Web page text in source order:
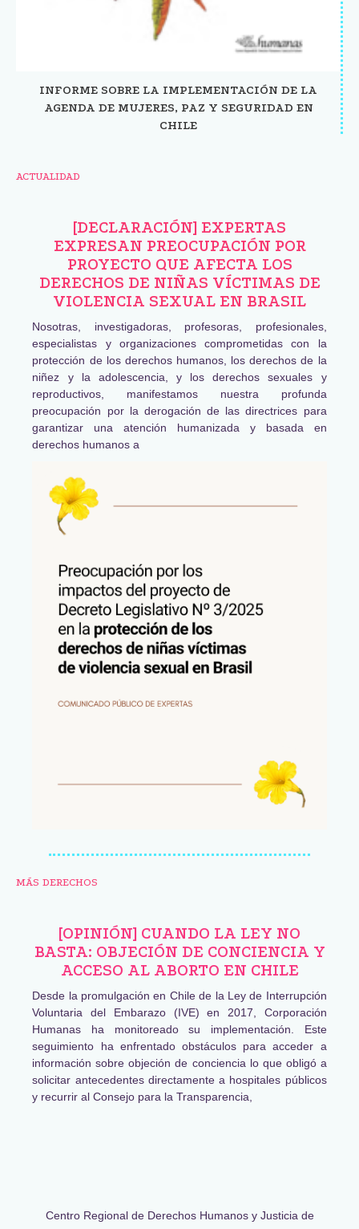
INFORME SOBRE LA IMPLEMENTACIÓN DE LA
AGENDA DE MUJERES, PAZ Y SEGURIDAD EN
CHILE
ACTUALIDAD
[DECLARACIÓN] EXPERTAS
EXPRESAN PREOCUPACIÓN POR
PROYECTO QUE AFECTA LOS
DERECHOS DE NIÑAS VÍCTIMAS DE
VIOLENCIA SEXUAL EN BRASIL
Nosotras, investigadoras, profesoras, profesionales,
especialistas y organizaciones comprometidas con la
protección de los derechos humanos, los derechos de la
niñez y la adolescencia, y los derechos sexuales y
reproductivos, manifestamos nuestra profunda
preocupación por la derogación de las directrices para
garantizar una atención humanizada y basada en
derechos humanos a
MÁS DERECHOS
[OPINIÓN] CUANDO LA LEY NO
BASTA: OBJECIÓN DE CONCIENCIA Y
ACCESO AL ABORTO EN CHILE
Desde la promulgación en Chile de la Ley de Interrupción
Voluntaria del Embarazo (IVE) en 2017, Corporación
Humanas ha monitoreado su implementación. Este
seguimiento ha enfrentado obstáculos para acceder a
información sobre objeción de conciencia lo que obligó a
solicitar antecedentes directamente a hospitales públicos
y recurrir al Consejo para la Transparencia,
Centro Regional de Derechos Humanos y Justicia de